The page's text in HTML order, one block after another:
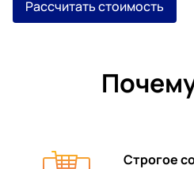
Рассчитать стоимость
Строгое